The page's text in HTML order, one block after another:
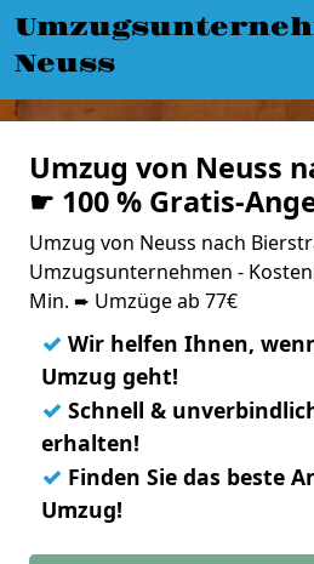
Neuss
Umzug von Neuss
☛ 100 % Gratis-
Umzug von Neuss nach
Umzugsunternehmen -
Min. ➨ Umzüge ab 77€
✓ Wir helfen Ihnen,
Umzug geht!
✓ Schnell &
erhalten!
✓ Finden Sie das beste
Umzug!